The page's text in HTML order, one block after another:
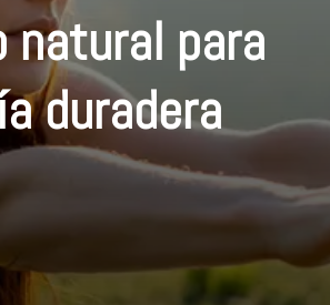
natural para
duradera